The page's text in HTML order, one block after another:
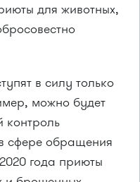
для животных,
в силу только
можно будет
контроль
сфере обращения
года приюты